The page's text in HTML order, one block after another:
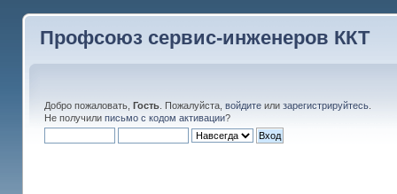
Профсоюз сервис-инженеров ККТ
Добро пожаловать, Гость. Пожалуйста, войдитеили зарегистрируйтесь.
Не получили письмо с кодом активации?